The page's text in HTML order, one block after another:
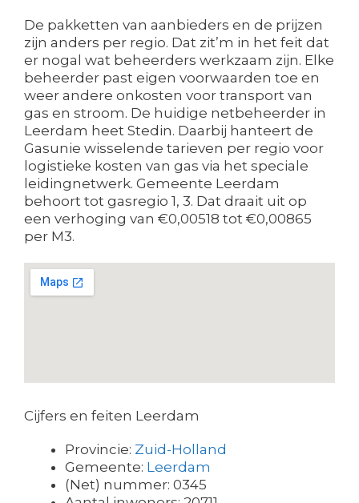
De pakketten van aanbieders en de prijzen
zijn anders per regio. Dat zit’m in het feit dat
er nogal wat beheerders werkzaam zijn. Elke
beheerder past eigen voorwaarden toe en
weer andere onkosten voor transport van
gas en stroom. De huidige netbeheerder in
Leerdam heet Stedin. Daarbij hanteert de
Gasunie wisselende tarieven per regio voor
logistieke kosten van gas via het speciale
leidingnetwerk. Gemeente Leerdam
behoort tot gasregio 1, 3. Dat draait uit op
een verhoging van €0,00518 tot €0,00865
per M3.
Cijfers en feiten Leerdam
Provincie: Zuid-Holland
Gemeente: Leerdam
(Net) nummer: 0345